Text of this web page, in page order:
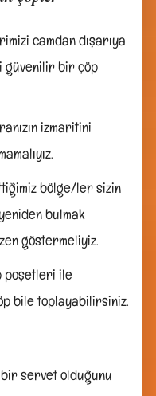
camdan dışarıya
güvenilir bir çöp
izmaritini
bölge/ler sizin
bulmak
göstermeliyiz.
poşetleri ile
bile toplayabilirsiniz.
bir servet olduğunu